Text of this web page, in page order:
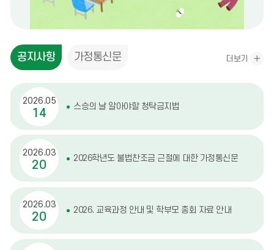
공
지
사
항
공지사항 가정통신문
스승의 날 알아야할 청탁금지법
2026.05
14
2026학년도 불법찬조금 근절에 대한 가정통신문
2026.03
20
2026. 교육과정 안내 및 학부모 총회 자료 안내
2026.03
20
더보기